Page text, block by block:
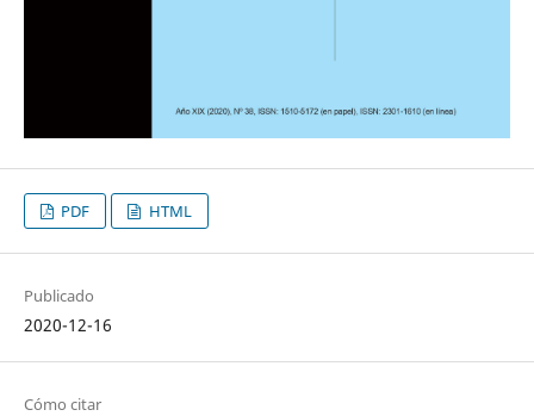
PDF HTML
Publicado
2020-12-16
Cómo citar